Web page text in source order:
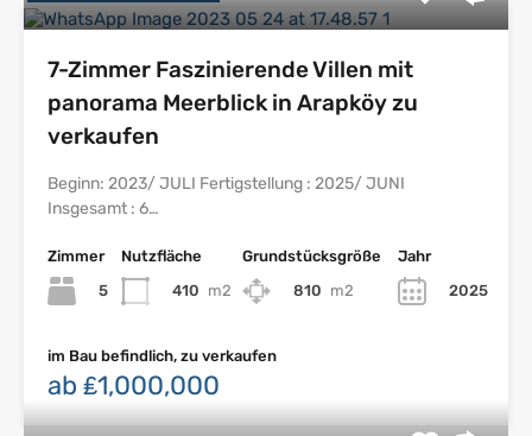
7-Zimmer Faszinierende Villen mit
panorama Meerblick in Arapköy zu
verkaufen
Beginn: 2023/ JULI Fertigstellung : 2025/ JUNI
Insgesamt : 6…
Zimmer
5
Nutzfläche
410 m2
Grundstücksgröße
810 m2
Jahr
2025
im Bau befindlich, zu verkaufen
ab ₤1,000,000